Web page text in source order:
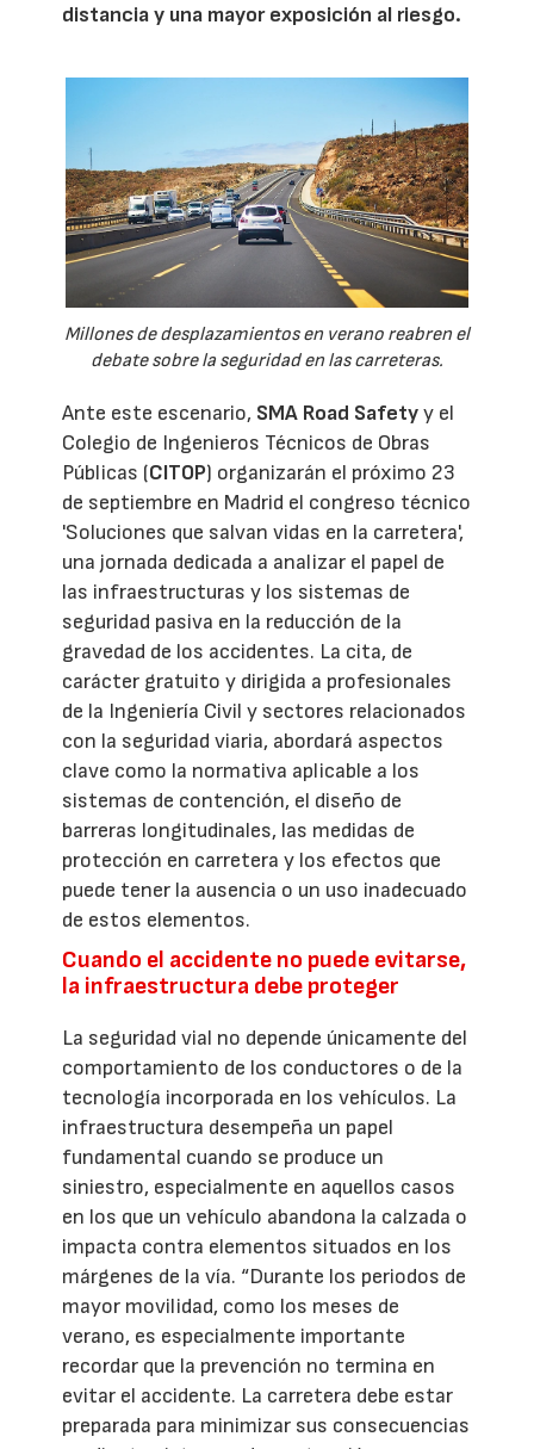
distancia y una mayor exposición al riesgo.
Millones de desplazamientos en verano reabren el
debate sobre la seguridad en las carreteras.
Ante este escenario, SMA Road Safetyy el
Colegio de Ingenieros Técnicos de Obras
Públicas (CITOP) organizarán el próximo 23
de septiembre en Madrid el congreso técnico
'Soluciones que salvan vidas en la carretera',
una jornada dedicada a analizar el papel de
las infraestructuras y los sistemas de
seguridad pasiva en la reducción de la
gravedad de los accidentes. La cita, de
carácter gratuito y dirigida a profesionales
de la Ingeniería Civil y sectores relacionados
con la seguridad viaria, abordará aspectos
clave como la normativa aplicable a los
sistemas de contención, el diseño de
barreras longitudinales, las medidas de
protección en carretera y los efectos que
puede tener la ausencia o un uso inadecuado
de estos elementos.
Cuando el accidente no puede evitarse,
la infraestructura debe proteger
La seguridad vial no depende únicamente del
comportamiento de los conductores o de la
tecnología incorporada en los vehículos. La
infraestructura desempeña un papel
fundamental cuando se produce un
siniestro, especialmente en aquellos casos
en los que un vehículo abandona la calzada o
impacta contra elementos situados en los
márgenes de la vía. “Durante los periodos de
mayor movilidad, como los meses de
verano, es especialmente importante
recordar que la prevención no termina en
evitar el accidente. La carretera debe estar
preparada para minimizar sus consecuencias